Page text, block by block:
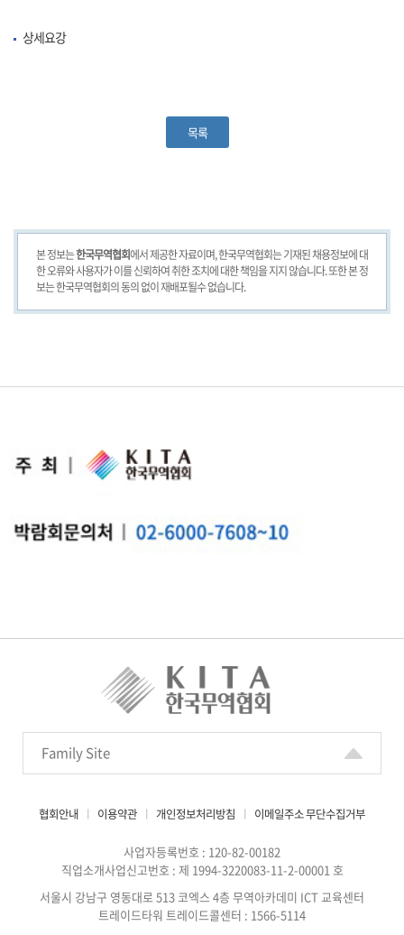
상세요강
목록
본 정보는한국무역협회에서 제공한 자료이며, 한국무역협회는 기재된 채용정보에 대
한 오류와 사용자가 이를 신뢰하여 취한 조치에 대한 책임을 지지 않습니다. 또한 본 정
보는 한국무역협회의 동의 없이 재배포될수 없습니다.
Family Site
협회안내 ㅣ 이용약관 ㅣ 개인정보처리방침 ㅣ 이메일주소 무단수집거부
사업자등록번호 : 120-82-00182
직업소개사업신고번호 : 제 1994-3220083-11-2-00001 호
서울시 강남구 영동대로 513 코엑스 4층 무역아카데미 ICT 교육센터
트레이드타워 트레이드콜센터 : 1566-5114